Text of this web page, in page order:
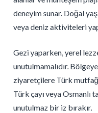
deneyim sunar. Doğal
veya deniz aktiviteleri
Gezi yaparken, yerel
unutulmamalıdır.
ziyaretçilere Türk
Türk çayı veya Osmanlı
unutulmaz bir iz bırakır.